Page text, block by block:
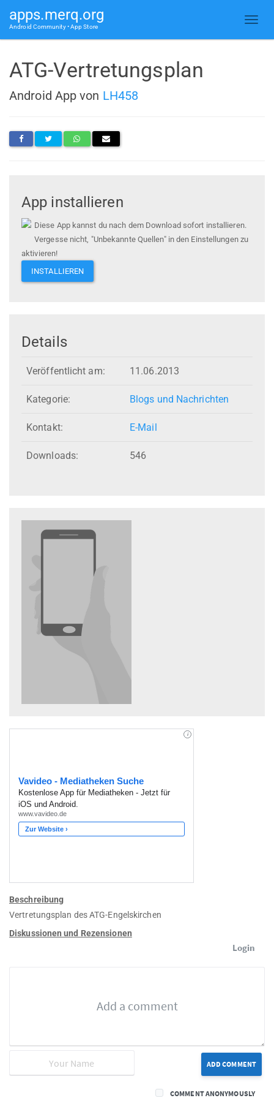
apps.merq.org
Android Community • App Store
ATG-Vertretungsplan
Android App von LH458
App installieren
Diese App kannst du nach dem Download sofort installieren.
Vergesse nicht, "Unbekannte Quellen" in den Einstellungen zu
aktivieren!
INSTALLIEREN
Details
Veröffentlicht am: 11.06.2013
Kategorie: Blogs und Nachrichten
Kontakt: E-Mail
Downloads: 546
Beschreibung
Vertretungsplan des ATG-Engelskirchen
Diskussionen und Rezensionen
Login
ADD COMMENT
COMMENT ANONYMOUSLY